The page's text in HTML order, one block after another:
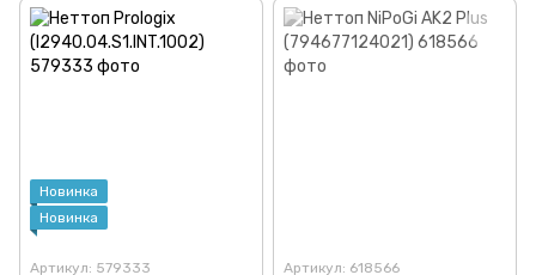
Новинка
Новинка
Артикул: 579333 Артикул: 618566